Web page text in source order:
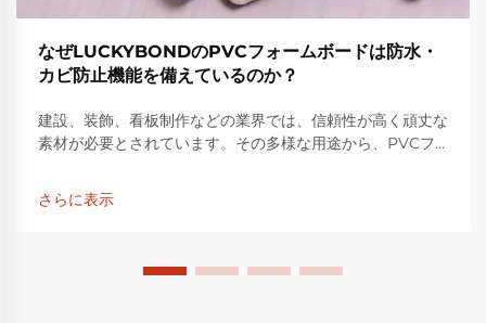
なぜLUCKYBONDのPVCフォームボードは防水・
カビ防止機能を備えているのか？
建設、装飾、看板制作などの業界では、信頼性が高く頑丈な
素材が必要とされています。その多様な用途から、PVCフ
LUCKYBONDのPVCフォームボードは、その品質で高い評
価を得ており…
さらに表示